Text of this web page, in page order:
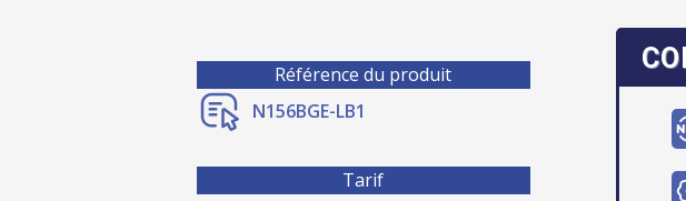
Référence du produit
N156BGE-LB1
Tarif